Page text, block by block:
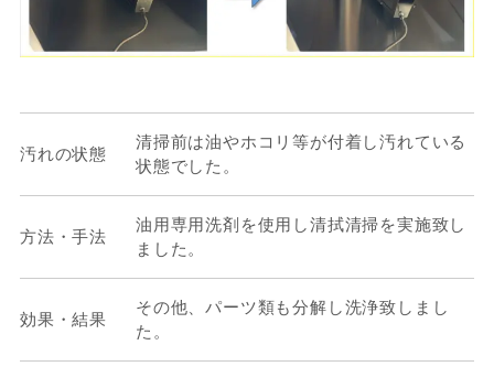
汚れの状態
清掃前は油やホコリ等が付着し汚れている
状態でした。
方法・手法
油用専用洗剤を使用し清拭清掃を実施致し
ました。
効果・結果
その他、パーツ類も分解し洗浄致しまし
た。